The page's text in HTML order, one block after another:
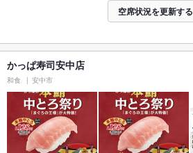
空席状況を更新する
かっぱ寿司安中店
和食 安中市